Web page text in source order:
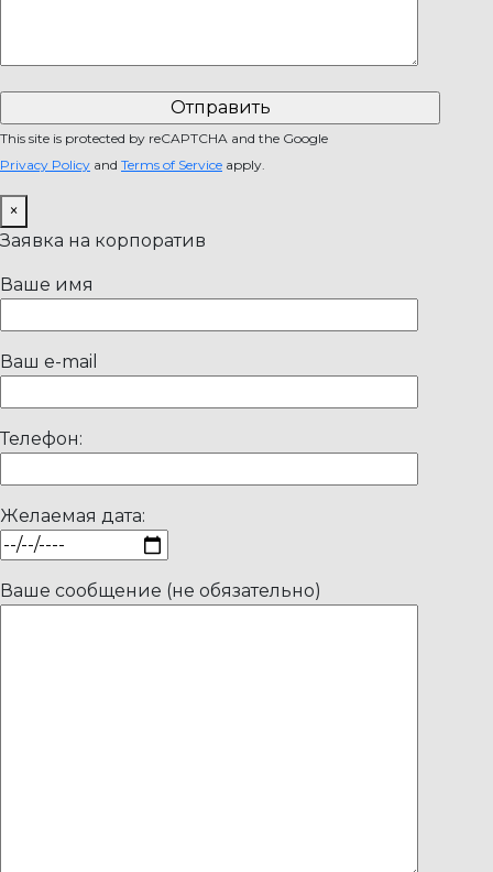
This site is protected by reCAPTCHA and the Google
Privacy Policy and Terms of Service apply.
×
Заявка на корпоратив
Ваше имя
Ваш e-mail
Телефон:
Желаемая дата:
Ваше сообщение (не обязательно)